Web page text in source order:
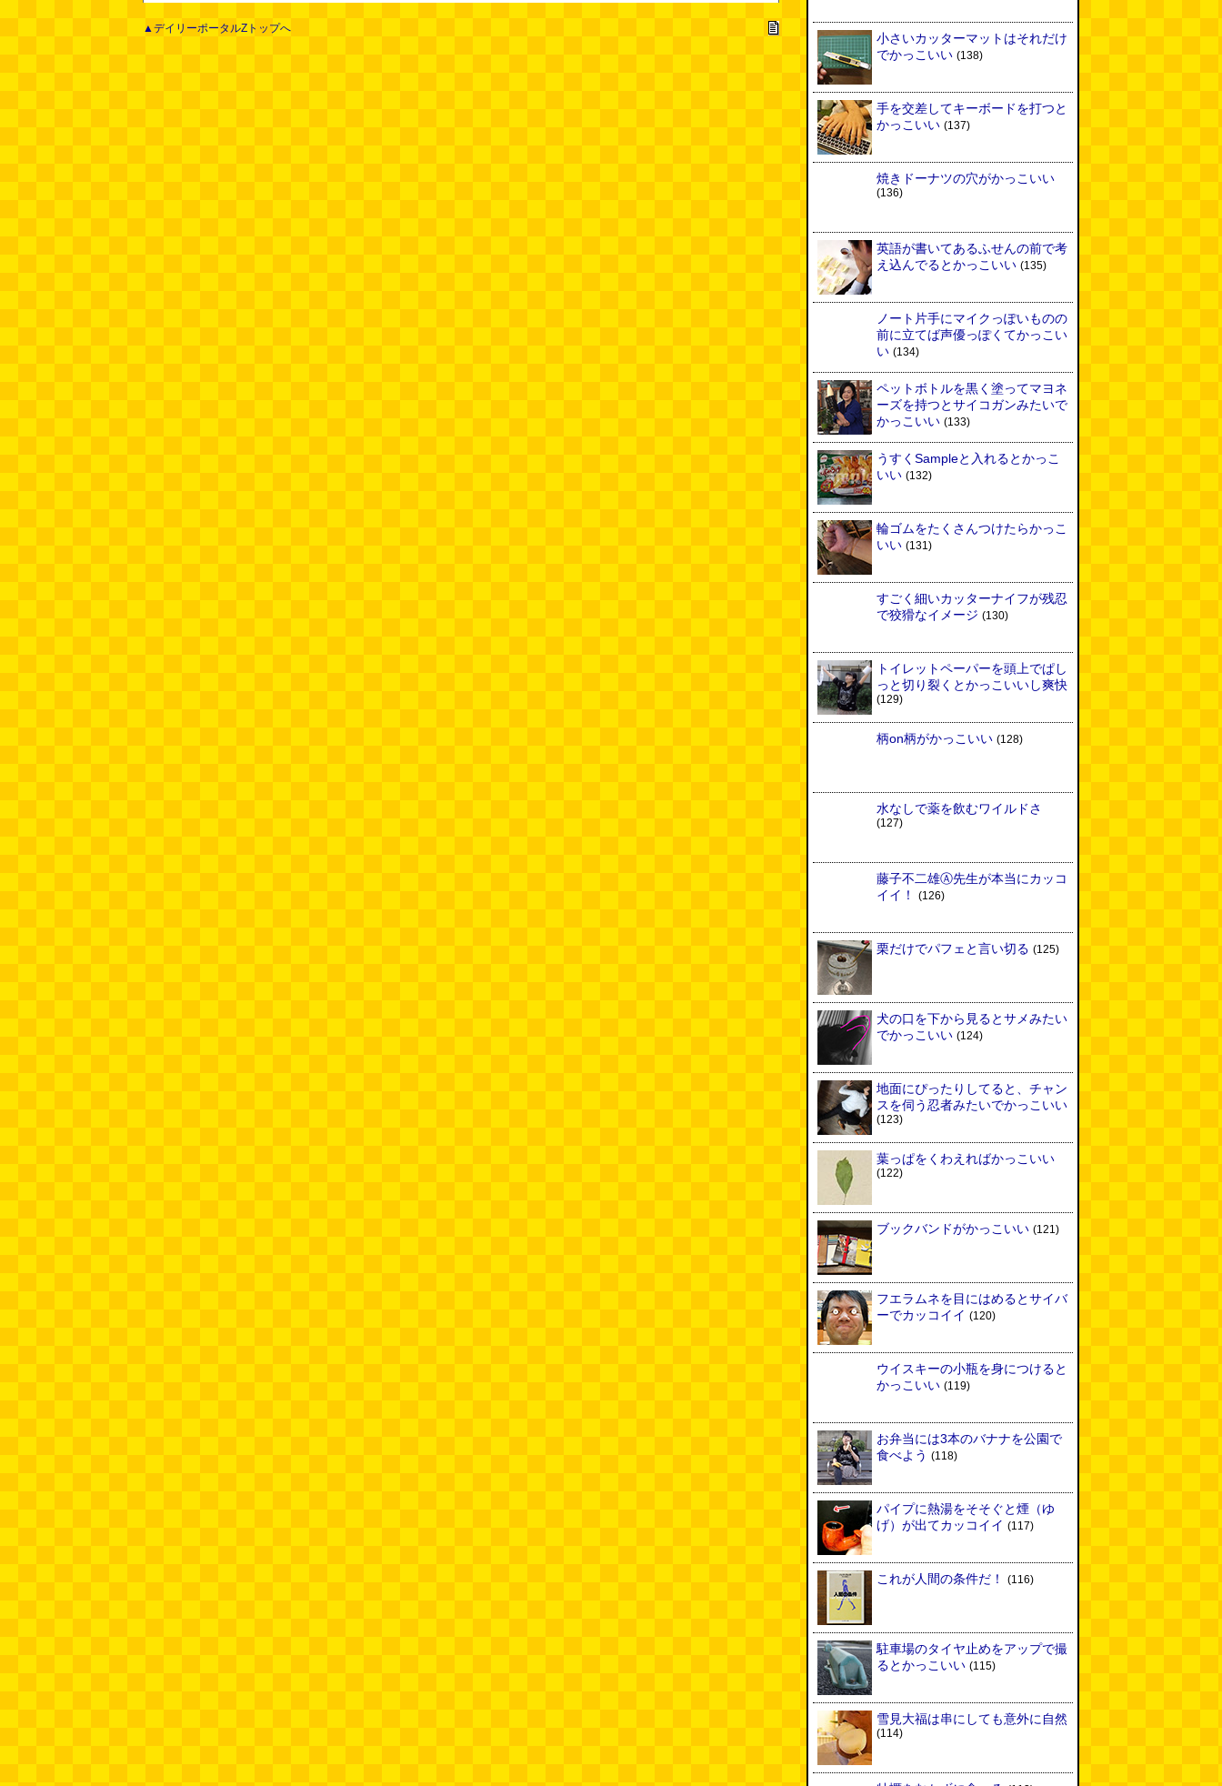
▲デイリーポータルZトップへ
小さいカッターマットはそれだけ
でかっこいい (138)
手を交差してキーボードを打つと
かっこいい (137)
焼きドーナツの穴がかっこいい
(136)
英語が書いてあるふせんの前で考
え込んでるとかっこいい (135)
ノート片手にマイクっぽいものの
前に立てば声優っぽくてかっこい
い (134)
ペットボトルを黒く塗ってマヨネ
ーズを持つとサイコガンみたいで
かっこいい (133)
うすくSampleと入れるとかっこ
いい (132)
輪ゴムをたくさんつけたらかっこ
いい (131)
すごく細いカッターナイフが残忍
で狡猾なイメージ (130)
トイレットペーパーを頭上でぱし
っと切り裂くとかっこいいし爽快
(129)
柄on柄がかっこいい (128)
水なしで薬を飲むワイルドさ
(127)
藤子不二雄Ⓐ先生が本当にカッコ
イイ！
(126)
栗だけでパフェと言い切る (125)
犬の口を下から見るとサメみたい
でかっこいい (124)
地面にぴったりしてると、チャン
スを伺う忍者みたいでかっこいい
(123)
葉っぱをくわえればかっこいい
(122)
ブックバンドがかっこいい (121)
フエラムネを目にはめるとサイバ
ーでカッコイイ (120)
ウイスキーの小瓶を身につけると
かっこいい (119)
お弁当には3本のバナナを公園で
食べよう (118)
パイプに熱湯をそそぐと煙（ゆ
げ）が出てカッコイイ (117)
これが人間の条件だ！ (116)
駐車場のタイヤ止めをアップで撮
るとかっこいい (115)
雪見大福は串にしても意外に自然
(114)